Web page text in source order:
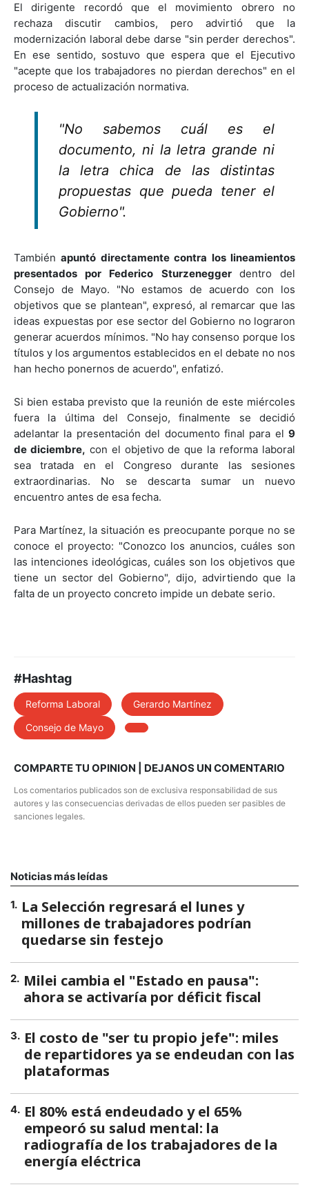
El dirigente recordó que el movimiento obrero no
rechaza discutir cambios, pero advirtió que la
modernización laboral debe darse "sin perder derechos".
En ese sentido, sostuvo que espera que el Ejecutivo
"acepte que los trabajadores no pierdan derechos" en el
proceso de actualización normativa.
"No sabemos cuál es el
documento, ni la letra grande ni
la letra chica de las distintas
propuestas que pueda tener el
Gobierno".
Tambiénapuntó directamente contra los lineamientos
presentados por Federico Sturzenegger dentro del
Consejo de Mayo. "No estamos de acuerdo con los
objetivos que se plantean", expresó, al remarcar que las
ideas expuestas por ese sector del Gobierno no lograron
generar acuerdos mínimos. "No hay consenso porque los
títulos y los argumentos establecidos en el debate no nos
han hecho ponernos de acuerdo", enfatizó.
Si bien estaba previsto que la reunión de este miércoles
fuera la última del Consejo, finalmente se decidió
adelantar la presentación del documento final para el 9
de diciembre, con el objetivo de que la reforma laboral
sea tratada en el Congreso durante las sesiones
extraordinarias. No se descarta sumar un nuevo
encuentro antes de esa fecha.
Para Martínez, la situación es preocupante porque no se
conoce el proyecto: "Conozco los anuncios, cuáles son
las intenciones ideológicas, cuáles son los objetivos que
tiene un sector del Gobierno", dijo, advirtiendo que la
falta de un proyecto concreto impide un debate serio.
#Hashtag
Reforma Laboral
Gerardo Martínez
Consejo de Mayo
COMPARTE TU OPINION | DEJANOS UN COMENTARIO
Los comentarios publicados son de exclusiva responsabilidad de sus
autores y las consecuencias derivadas de ellos pueden ser pasibles de
sanciones legales.
Noticias más leídas
1. La Selección regresará el lunes y
millones de trabajadores podrían
quedarse sin festejo
2. Milei cambia el "Estado en pausa":
ahora se activaría por déficit fiscal
3. El costo de "ser tu propio jefe": miles
de repartidores ya se endeudan con las
plataformas
4. El 80% está endeudado y el 65%
empeoró su salud mental: la
radiografía de los trabajadores de la
energía eléctrica